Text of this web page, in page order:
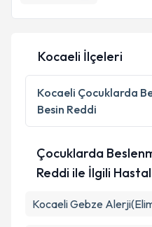
Kocaeli İlçeleri
Kocaeli Çocuklarda
Besin Reddi
Çocuklarda
Reddi ile İlgili
Kocaeli Gebze